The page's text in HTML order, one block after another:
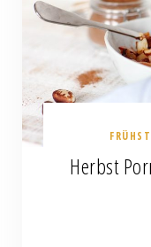
Herbst